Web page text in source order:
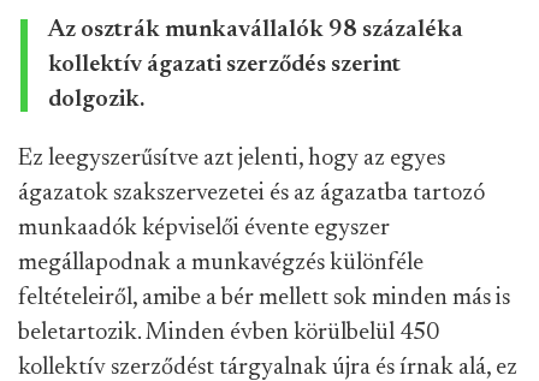
Az osztrák munkavállalók 98 százaléka
kollektív ágazati szerződés szerint
dolgozik.
Ez leegyszerűsítve azt jelenti, hogy az egyes
ágazatok szakszervezetei és az ágazatba tartozó
munkaadók képviselői évente egyszer
megállapodnak a munkavégzés különféle
feltételeiről, amibe a bér mellett sok minden más is
beletartozik. Minden évben körülbelül 450
kollektív szerződést tárgyalnak újra és írnak alá, ez